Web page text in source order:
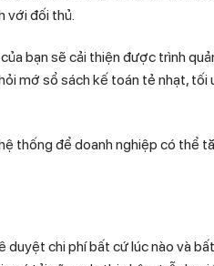
với đối thủ.
bạn sẽ cải thiện được trình
mớ sổ sách kế toán tẻ nhạt,
thống để doanh nghiệp có thể
chi phí bất cứ lúc nào và